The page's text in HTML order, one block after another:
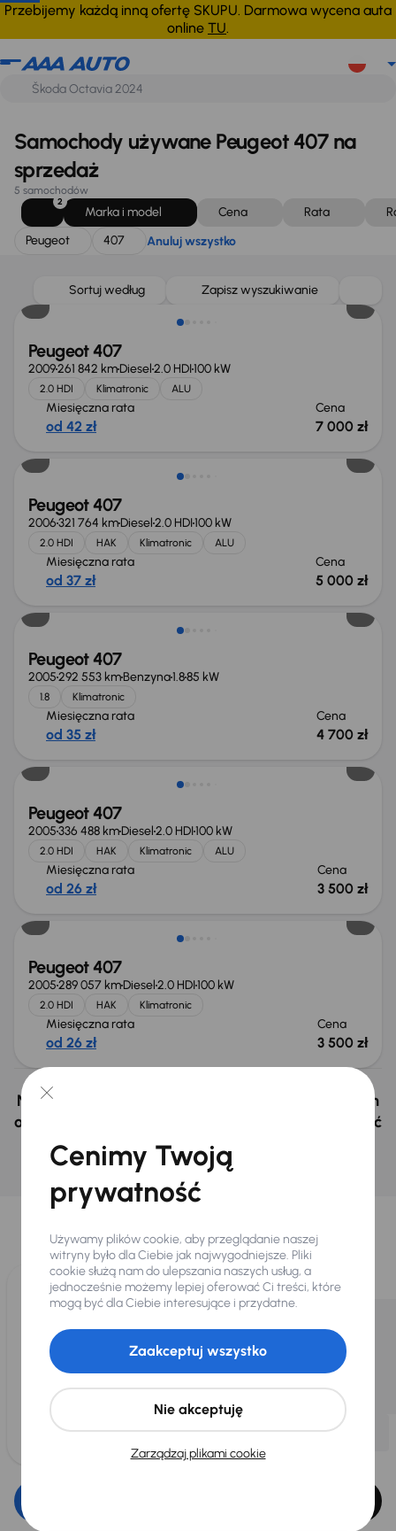
Przebijemy każdą inną ofertę SKUPU. Darmowa wycena auta
online TU.
Peugeot 407 Anuluj wszystko
Samochody używane Peugeot 407 na
sprzedaż
5 samochodów
2
Marka i model Cena Rata
Peugeot
407 Anuluj wszystko
Sortuj według Zapisz wyszukiwanie
Peugeot 407
2009261 842 kmDiesel2.0 HDI100 kW
2.0 HDI Klimatronic ALU
Miesięczna rata
od 42 zł
Cena
7 000 zł
Peugeot 407
2006321 764 kmDiesel2.0 HDI100 kW
2.0 HDI HAK Klimatronic ALU
Miesięczna rata
od 37 zł
Cena
5 000 zł
Peugeot 407
2005292 553 kmBenzyna1.885 kW
1.8 Klimatronic
Miesięczna rata
od 35 zł
Cena
4 700 zł
Peugeot 407
2005336 488 kmDiesel2.0 HDI100 kW
2.0 HDI HAK Klimatronic ALU
Miesięczna rata
od 26 zł
Cena
3 500 zł
Peugeot 407
2005289 057 kmDiesel2.0 HDI100 kW
2.0 HDI HAK Klimatronic
Miesięczna rata
od 26 zł
Cena
3 500 zł
Nie wybrałeś auto z oferty? Nie szkodzi, w naszych
oddziałach w Czechach i na Słowacji możemy mieć
podobne samochody, których szukasz.
Znajdź podobny samochód
Wybraliśmy dla Ciebie
Wybieramy dla Ciebienajlepsze pojazdyz naszej oferty. Kupimy
dla Ciebiedo 400 pojazdówkażdego dnia.
Cenimy Twoją
prywatność
Używamy plików cookie, aby przeglądanie naszej
witryny było dla Ciebie jak najwygodniejsze. Pliki
cookie służą nam do ulepszania naszych usług, a
jednocześnie możemy lepiej oferować Ci treści, które
mogą być dla Ciebie interesujące i przydatne.
Zarządzaj plikami cookie
Nie akceptuję
Zaakceptuj wszystko